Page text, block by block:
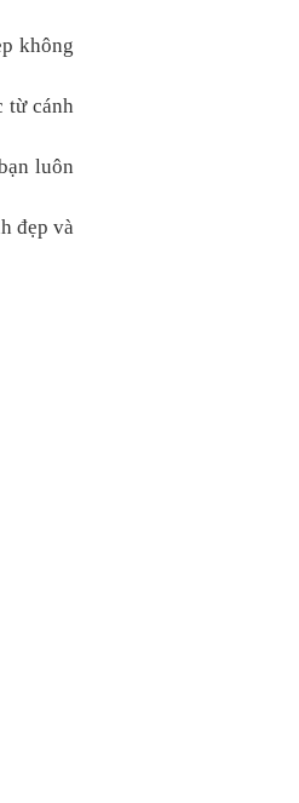
không
từ cánh
luôn
đẹp và